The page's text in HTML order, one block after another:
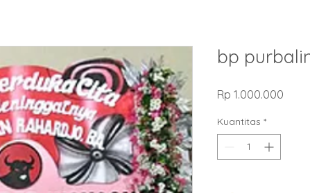
bp
Rp 1.000.000
Kuantitas *